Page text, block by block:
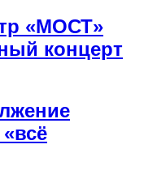
«МОСТ»
концерт